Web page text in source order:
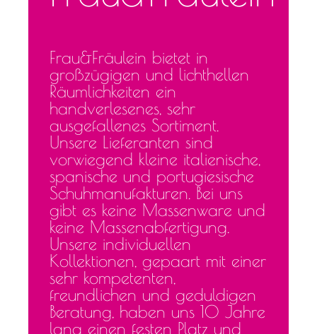
Frau&Fräulein bietet in
großzügigen und lichthellen
Räumlichkeiten ein
handverlesenes, sehr
ausgefallenes Sortiment.
Unsere Lieferanten sind
vorwiegend kleine italienische,
spanische und portugiesische
Schuhmanufakturen. Bei uns
gibt es keine Massenware und
keine Massenabfertigung.
Unsere individuellen
Kollektionen, gepaart mit einer
sehr kompetenten,
freundlichen und geduldigen
Beratung, haben uns 10 Jahre
lang einen festen Platz und